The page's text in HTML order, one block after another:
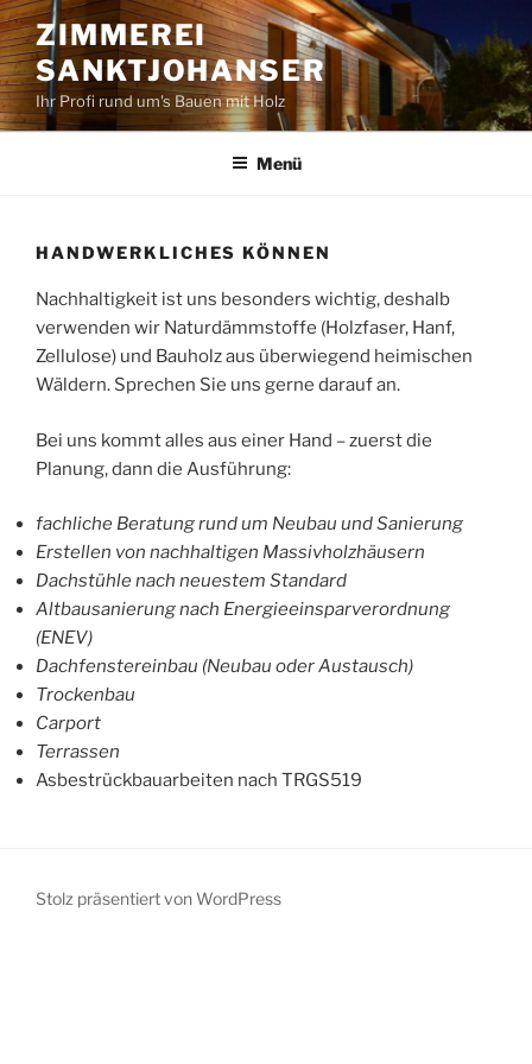
Zum
Inhalt
springen
ZIMMEREI
SANKTJOHANSER
Ihr Profi rund um's Bauen mit Holz
Menü
HANDWERKLICHES KÖNNEN
Nachhaltigkeit ist uns besonders wichtig, deshalb
verwenden wir Naturdämmstoffe (Holzfaser, Hanf,
Zellulose) und Bauholz aus überwiegend heimischen
Wäldern. Sprechen Sie uns gerne darauf an.
Bei uns kommt alles aus einer Hand – zuerst die
Planung, dann die Ausführung:
fachliche Beratung rund um Neubau und Sanierung
Erstellen von nachhaltigen Massivholzhäusern
Dachstühle nach neuestem Standard
Altbausanierung nach Energieeinsparverordnung
(ENEV)
Dachfenstereinbau (Neubau oder Austausch)
Trockenbau
Carport
Terrassen
Asbestrückbauarbeiten nach TRGS519
Stolz präsentiert von WordPress